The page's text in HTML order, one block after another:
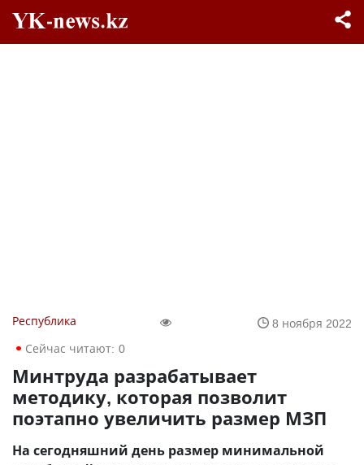
Республика
8 ноября 2022
Сейчас читают: 0
Минтруда разрабатывает
методику, которая позволит
поэтапно увеличить размер МЗП
На сегодняшний день размер минимальной